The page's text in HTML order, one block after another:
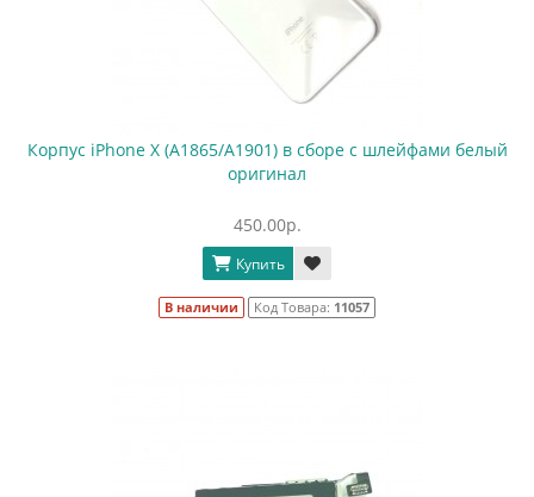
Корпус iPhone X (A1865/A1901) в сборе с шлейфами белый
оригинал
450.00р.
Купить
В наличии Код Товара: 11057